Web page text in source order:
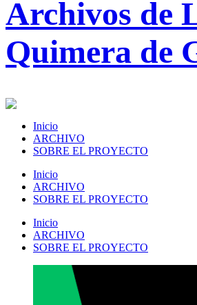
Archivos de
Quimera de
Inicio
ARCHIVO
SOBRE EL PROYECTO
Inicio
ARCHIVO
SOBRE EL PROYECTO
Inicio
ARCHIVO
SOBRE EL PROYECTO